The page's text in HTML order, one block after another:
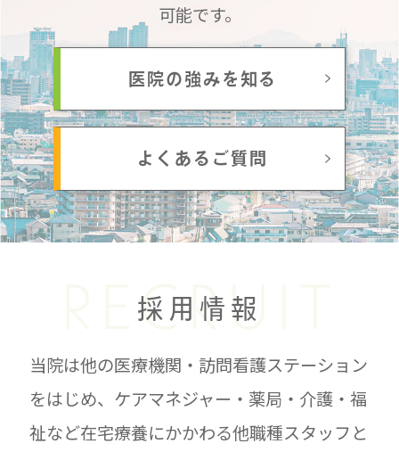
可能です。
医院の強みを知る
よくあるご質問
RECRUIT
採用情報
当院は他の医療機関・訪問看護ステーション
をはじめ、ケアマネジャー・薬局・介護・福
祉など在宅療養にかかわる他職種スタッフと